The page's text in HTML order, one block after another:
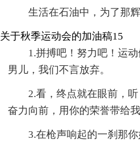
生活在石油中，为了那
关于秋季运动会的加油稿15
1.拼搏吧！努力吧！运
男儿，我们不言放弃。
2.看，终点就在眼前，
奋力向前，用你的荣誉带给我
3.在枪声响起的一刹那